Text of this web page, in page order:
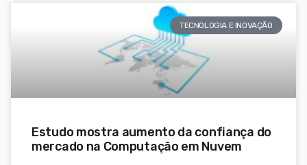
TECNOLOGIA E INOVAÇÃO
Estudo mostra aumento da confiança do
mercado na Computação em Nuvem